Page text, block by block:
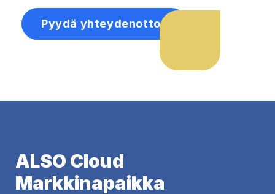
Pyydä yhteydenottoa
ALSO Cloud
Markkinapaikka